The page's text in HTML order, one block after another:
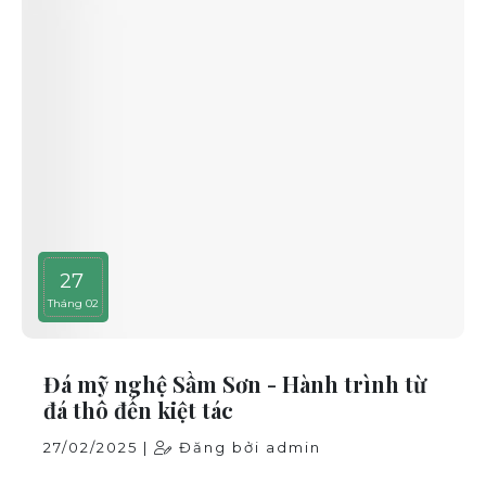
27
Tháng 02
Đá mỹ nghệ Sầm Sơn - Hành trình từ
đá thô đến kiệt tác
27/02/2025 | Đăng bởi admin